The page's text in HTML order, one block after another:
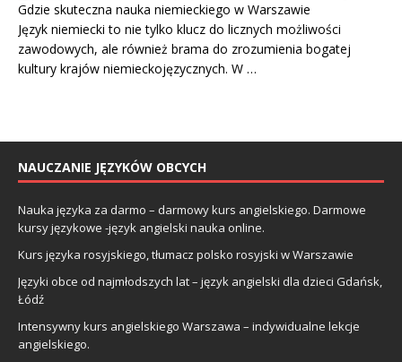
Gdzie skuteczna nauka niemieckiego w Warszawie
Język niemiecki to nie tylko klucz do licznych możliwości
zawodowych, ale również brama do zrozumienia bogatej
kultury krajów niemieckojęzycznych. W …
NAUCZANIE JĘZYKÓW OBCYCH
Nauka języka za darmo – darmowy kurs angielskiego. Darmowe
kursy językowe -język angielski nauka online.
Kurs języka rosyjskiego, tłumacz polsko rosyjski w Warszawie
Języki obce od najmłodszych lat – język angielski dla dzieci Gdańsk,
Łódź
Intensywny kurs angielskiego Warszawa – indywidualne lekcje
angielskiego.